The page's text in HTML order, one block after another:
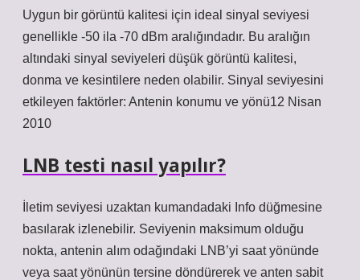
Uygun bir görüntü kalitesi için ideal sinyal seviyesi
genellikle -50 ila -70 dBm aralığındadır. Bu aralığın
altındaki sinyal seviyeleri düşük görüntü kalitesi,
donma ve kesintilere neden olabilir. Sinyal seviyesini
etkileyen faktörler: Antenin konumu ve yönü12 Nisan
2010
LNB testi nasıl yapılır?
İletim seviyesi uzaktan kumandadaki Info düğmesine
basılarak izlenebilir. Seviyenin maksimum olduğu
nokta, antenin alım odağındaki LNB’yi saat yönünde
veya saat yönünün tersine döndürerek ve anten sabit